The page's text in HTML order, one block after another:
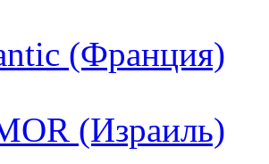
(Франция)
(Израиль)